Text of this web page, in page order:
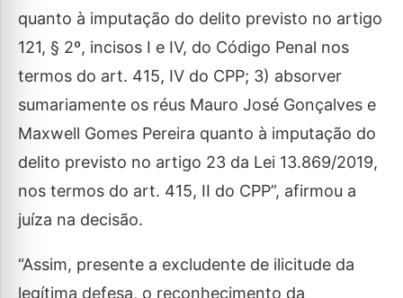
quanto à imputação do delito previsto no artigo
121, § 2º, incisos I e IV, do Código Penal nos
termos do art. 415, IV do CPP; 3) absorver
sumariamente os réus Mauro José Gonçalves e
Maxwell Gomes Pereira quanto à imputação do
delito previsto no artigo 23 da Lei 13.869/2019,
nos termos do art. 415, II do CPP”, afirmou a
juíza na decisão.
“Assim, presente a excludente de ilicitude da
legítima defesa, o reconhecimento da